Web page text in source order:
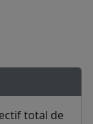
total de